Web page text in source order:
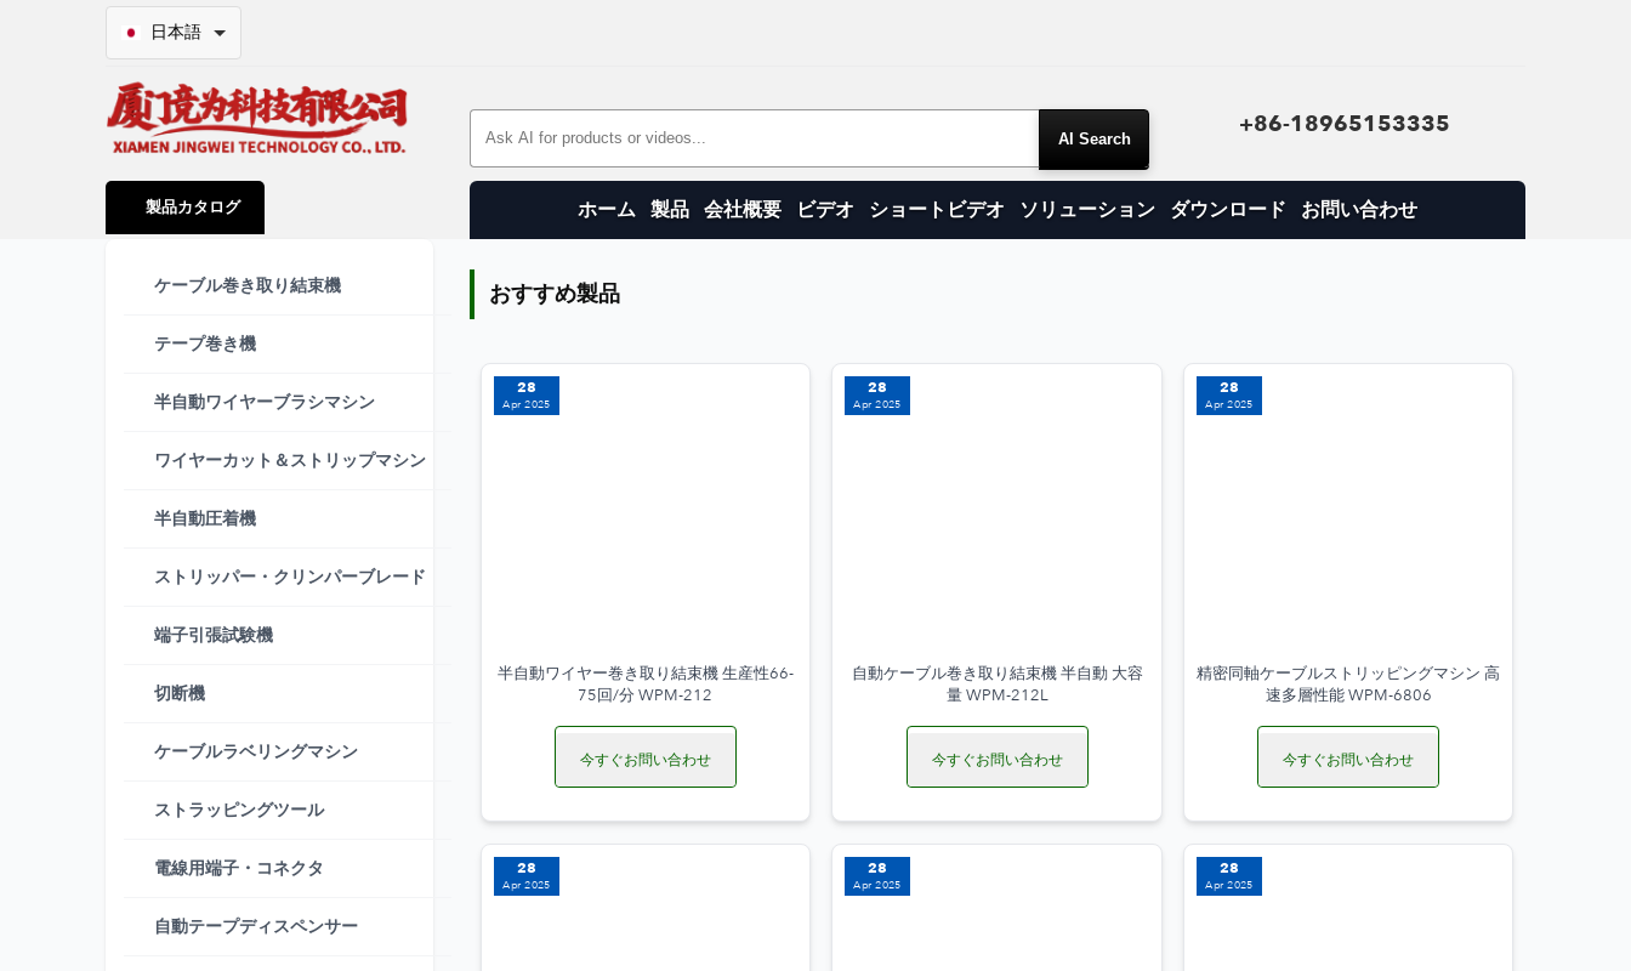
日本語
Search Products +86-18965153335
製品カタログ ホーム 製品 会社概要 ビデオ ショートビデオ ソリューション ダウンロード お問い合わせ
ワイヤーハーネス加工装置メーカー＆サプライヤー | JINGWEI
ケーブル巻き取り結束機
テープ巻き機
半自動ワイヤーブラシマシン
ワイヤーカット＆ストリップマシン
半自動圧着機
ストリッパー・クリンパーブレード
端子引張試験機
切断機
ケーブルラベリングマシン
ストラッピングツール
電線用端子・コネクタ
自動テープディスペンサー
プレミアムツイストタイマシンで生産効率を向上
おすすめ製品
28
Apr 2025
半自動ワイヤー巻き取り結束機 生産性66-
75回/分 WPM-212
今すぐお問い合わせ
28
Apr 2025
自動ケーブル巻き取り結束機 半自動 大容
量 WPM-212L
今すぐお問い合わせ
28
Apr 2025
精密同軸ケーブルストリッピングマシン 高
速多層性能 WPM-6806
今すぐお問い合わせ
28
Apr 2025
28
Apr 2025
28
Apr 2025